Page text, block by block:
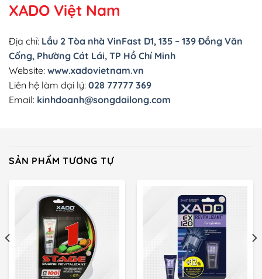
XADO Việt Nam
Địa chỉ: Lầu 2 Tòa nhà VinFast D1, 135 – 139 Đồng Văn
Cống, Phường Cát Lái, TP Hồ Chí Minh
Website: www.xadovietnam.vn
Liên hệ làm đại lý: 028 77777 369
Email: kinhdoanh@songdailong.com
SẢN PHẨM TƯƠNG TỰ